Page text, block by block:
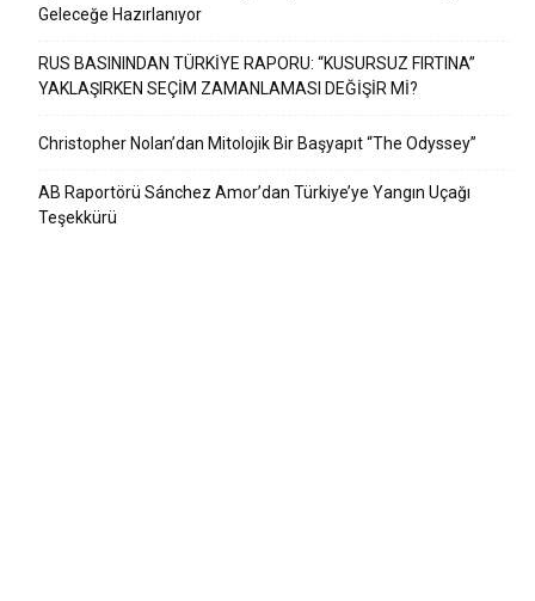
Geleceğe Hazırlanıyor
RUS BASININDAN TÜRKİYE RAPORU: “KUSURSUZ FIRTINA”
YAKLAŞIRKEN SEÇİM ZAMANLAMASI DEĞİŞİR Mİ?
Christopher Nolan’dan Mitolojik Bir Başyapıt “The Odyssey”
AB Raportörü Sánchez Amor’dan Türkiye’ye Yangın Uçağı
Teşekkürü